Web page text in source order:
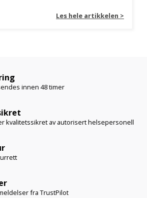
Les hele artikkelen >
innen 48 timer
kvalitetssikret av autorisert helsepersonell
fra TrustPilot